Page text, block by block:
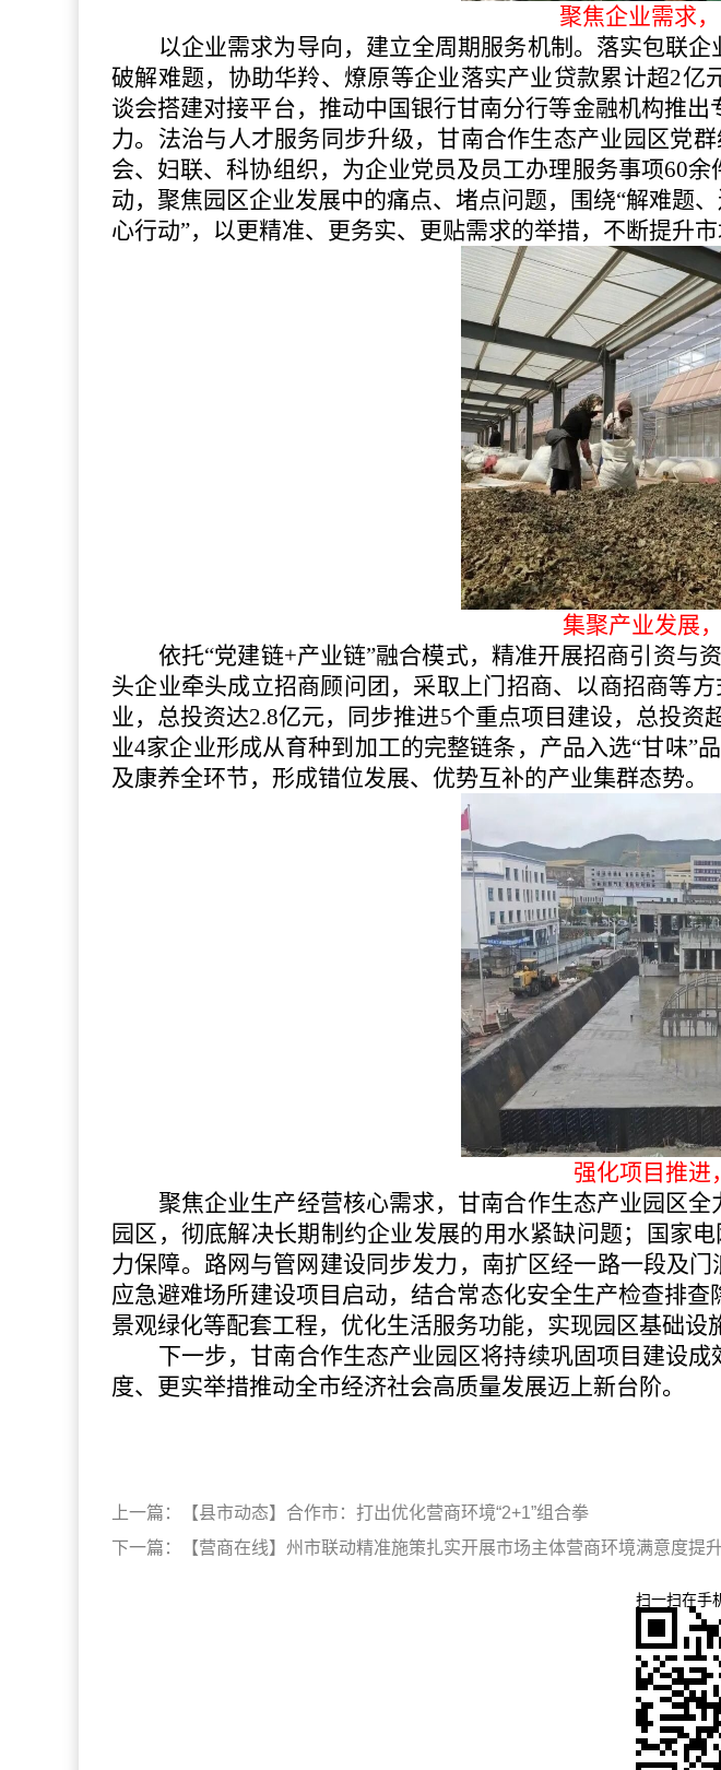
聚焦企业需求，
以企业需求为导向，建立全周期服务机制。落实包联
破解难题，协助华羚、燎原等企业落实产业贷款累计超2亿
谈会搭建对接平台，推动中国银行甘南分行等金融机构推
力。法治与人才服务同步升级，甘南合作生态产业园区党
会、妇联、科协组织，为企业党员及员工办理服务事项60
动，聚焦园区企业发展中的痛点、堵点问题，围绕“解难题
心行动”，以更精准、更务实、更贴需求的举措，不断提升市
集聚产业发展
依托“党建链+产业链”融合模式，精准开展招商引资与
头企业牵头成立招商顾问团，采取上门招商、以商招商等
业，总投资达2.8亿元，同步推进5个重点项目建设，总投
业4家企业形成从育种到加工的完整链条，产品入选“甘味”
及康养全环节，形成错位发展、优势互补的产业集群态势。
强化项目推进
聚焦企业生产经营核心需求，甘南合作生态产业园区
园区，彻底解决长期制约企业发展的用水紧缺问题；国家电
力保障。路网与管网建设同步发力，南扩区经一路一段及
应急避难场所建设项目启动，结合常态化安全生产检查排
景观绿化等配套工程，优化生活服务功能，实现园区基础设
下一步，甘南合作生态产业园区将持续巩固项目建设
度、更实举措推动全市经济社会高质量发展迈上新台阶。
上一篇：
【县市动态】合作市：打出优化营商环境“2+1”组合拳
下一篇：
【营商在线】州市联动精准施策扎实开展市场主体营商环境满意度提
扫一扫在手